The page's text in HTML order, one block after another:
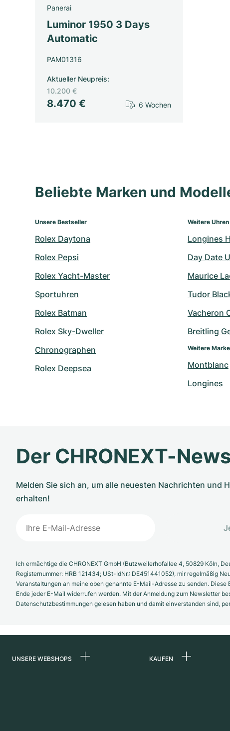
Panerai
Luminor 1950 3 Days
Automatic
PAM01316
8.470 €
Aktueller Neupreis:
10.200 €
6 Wochen
Beliebte Marken und
Unsere Bestseller
Rolex Daytona
Rolex Pepsi
Rolex Yacht-Master
Sportuhren
Rolex Batman
Rolex Sky-Dweller
Chronographen
Rolex Deepsea
Weitere Uhren
Longines
Day Date
Maurice
Tudor
Vacheron
Breitling
Weitere
Montblanc
Longines
Der CHRONEXT-
Melden Sie sich an, um alle neuesten Nachrichten und
erhalten!
Ich ermächtige die CHRONEXT GmbH (Butzweilerhofallee 4, 50829 Köln,
Registernummer: HRB 121434; USt-IdNr.: DE451441052), mir regelmäßig
Veranstaltungen an meine oben genannte E-Mail-Adresse zu senden.
Ende jeder E-Mail widerrufen werden. Mit der Anmeldung zum Newsletter
Datenschutzbestimmungen gelesen haben und damit einverstanden sind,
UNSERE WEBSHOPS KAUFEN